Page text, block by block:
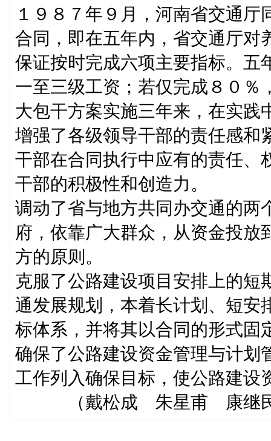
１９８７年９月，河南省交通
合同，即在五年内，省交通厅对
保证按时完成六项主要指标。五
一至三级工资；若仅完成８０％
大包干方案实施三年来，在实践
增强了各级领导干部的责任感和
干部在合同执行中应有的责任、
干部的积极性和创造力。
调动了省与地方共同办交通的两
府，依靠广大群众，从资金投放
方的原则。
克服了公路建设项目安排上的短
通发展规划，本着长计划、短安
标体系，并将其以合同的形式固
确保了公路建设资金管理与计划
工作列入确保目标，使公路建设
（戴松成 朱星甫 康继